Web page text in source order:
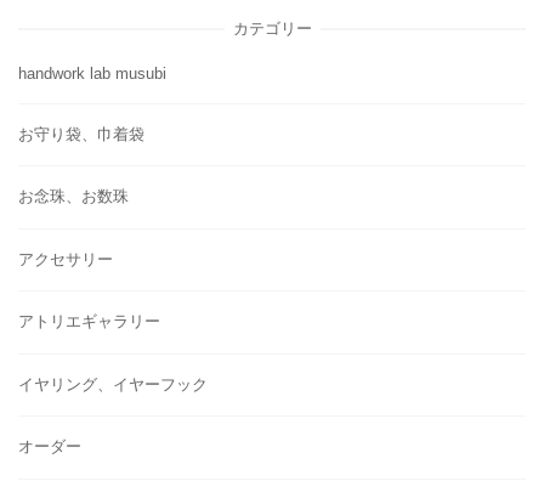
カテゴリー
handwork lab musubi
お守り袋、巾着袋
お念珠、お数珠
アクセサリー
アトリエギャラリー
イヤリング、イヤーフック
オーダー